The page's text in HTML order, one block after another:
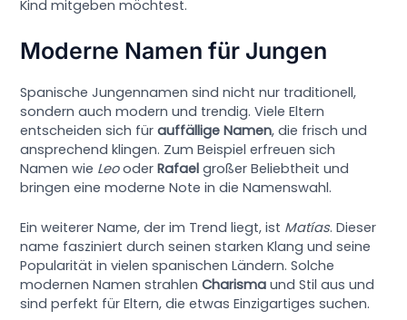
Kind mitgeben möchtest.
Moderne Namen für Jungen
Spanische Jungennamen sind nicht nur traditionell,
sondern auch modern und trendig. Viele Eltern
entscheiden sich fürauffällige Namen, die frisch und
ansprechend klingen. Zum Beispiel erfreuen sich
Namen wie LeooderRafael großer Beliebtheit und
bringen eine moderne Note in die Namenswahl.
Ein weiterer Name, der im Trend liegt, ist Matías. Dieser
name fasziniert durch seinen starken Klang und seine
Popularität in vielen spanischen Ländern. Solche
modernen Namen strahlenCharisma und Stil aus und
sind perfekt für Eltern, die etwas Einzigartiges suchen.